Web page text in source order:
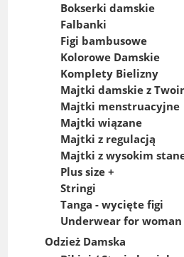
Bokserki damskie
Falbanki
Figi bambusowe
Kolorowe Damskie
Komplety Bielizny
Majtki damskie z
Majtki menstruacyjne
Majtki wiązane
Majtki z regulacją
Majtki z wysokim
Plus size +
Stringi
Tanga - wycięte figi
Underwear for woman
Odzież Damska